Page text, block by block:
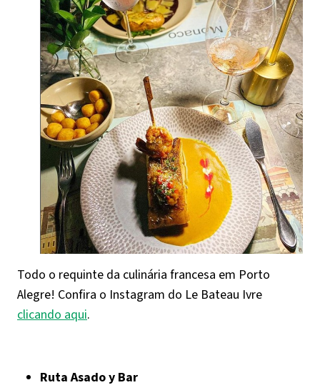
Todo o requinte da culinária francesa em Porto
Alegre! Confira o Instagram do Le Bateau Ivre
clicando aqui.
Ruta Asado y Bar